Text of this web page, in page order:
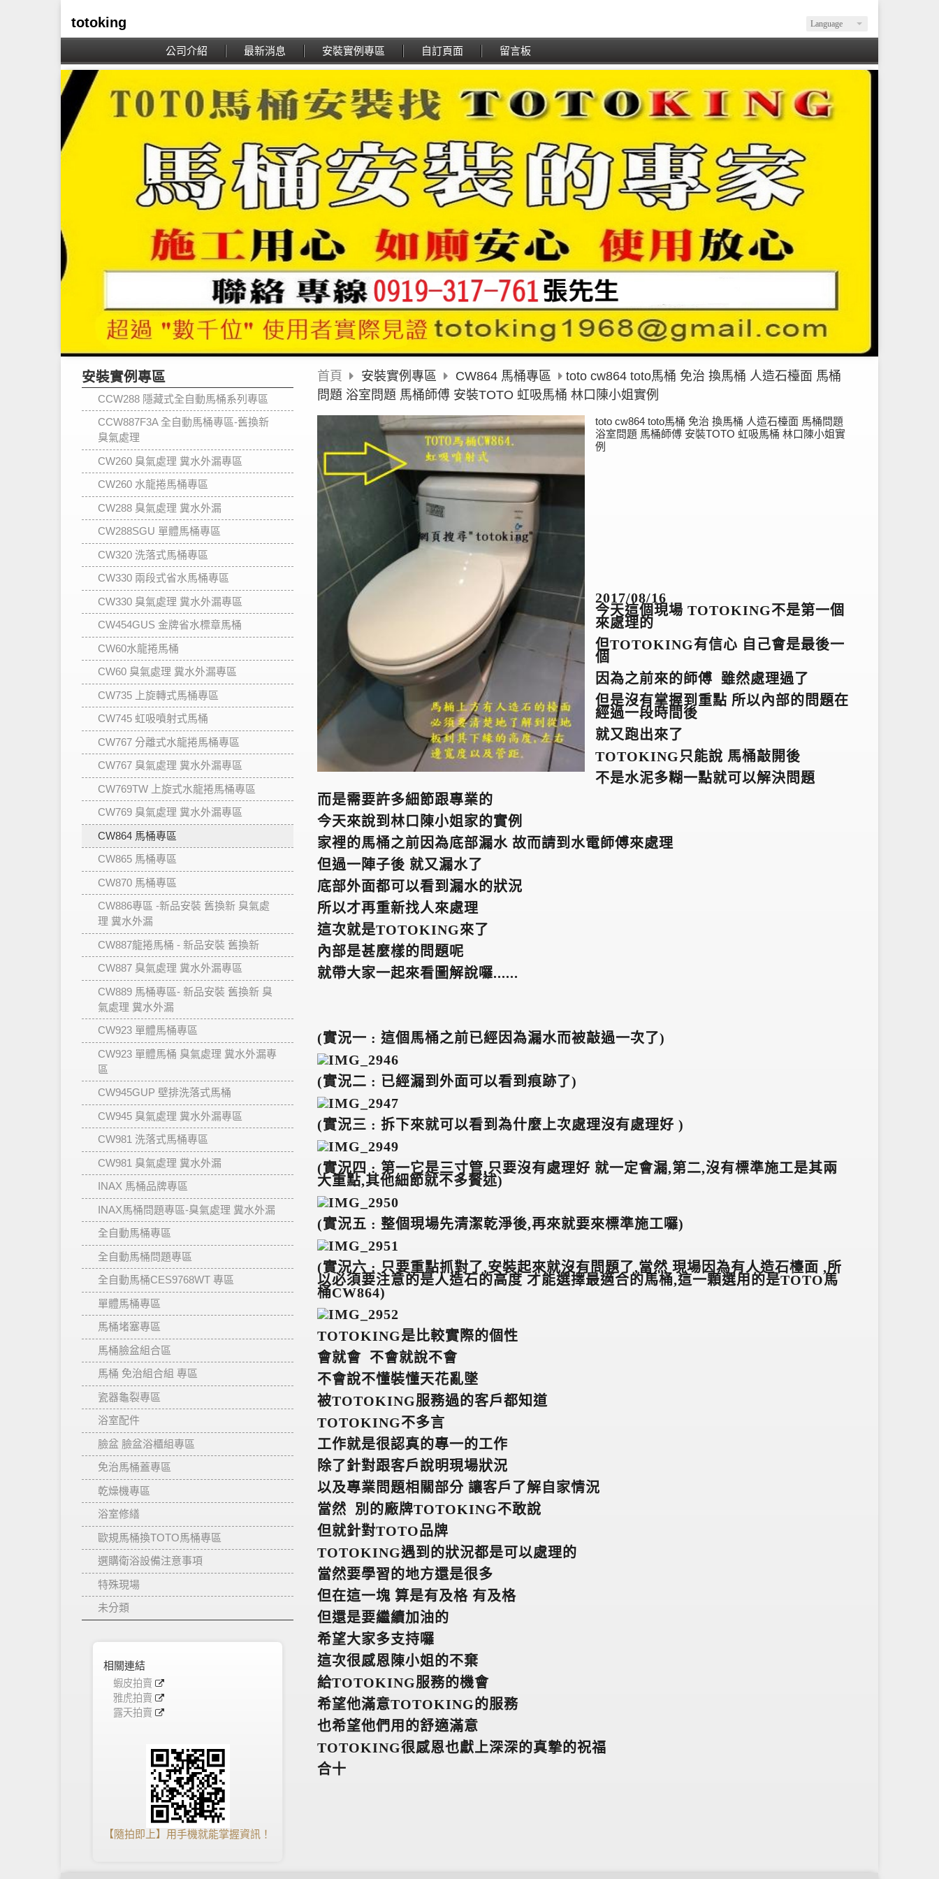
Language
totoking
公司介紹 最新消息 安裝實例專區 自訂頁面 留言板
安裝實例專區
CCW288 隱藏式全自動馬桶系列專區
CCW887F3A 全自動馬桶專區-舊換新
臭氣處理
CW260 臭氣處理 糞水外漏專區
CW260 水龍捲馬桶專區
CW288 臭氣處理 糞水外漏
CW288SGU 單體馬桶專區
CW320 洗落式馬桶專區
CW330 兩段式省水馬桶專區
CW330 臭氣處理 糞水外漏專區
CW454GUS 金牌省水標章馬桶
CW60水龍捲馬桶
CW60 臭氣處理 糞水外漏專區
CW735 上旋轉式馬桶專區
CW745 虹吸噴射式馬桶
CW767 分離式水龍捲馬桶專區
CW767 臭氣處理 糞水外漏專區
CW769TW 上旋式水龍捲馬桶專區
CW769 臭氣處理 糞水外漏專區
CW864 馬桶專區
CW865 馬桶專區
CW870 馬桶專區
CW886專區 -新品安裝 舊換新 臭氣處
理 糞水外漏
CW887龍捲馬桶 - 新品安裝 舊換新
CW887 臭氣處理 糞水外漏專區
CW889 馬桶專區- 新品安裝 舊換新 臭
氣處理 糞水外漏
CW923 單體馬桶專區
CW923 單體馬桶 臭氣處理 糞水外漏專
區
CW945GUP 壁排洗落式馬桶
CW945 臭氣處理 糞水外漏專區
CW981 洗落式馬桶專區
CW981 臭氣處理 糞水外漏
INAX 馬桶品牌專區
INAX馬桶問題專區-臭氣處理 糞水外漏
全自動馬桶專區
全自動馬桶問題專區
全自動馬桶CES9768WT 專區
單體馬桶專區
馬桶堵塞專區
馬桶臉盆組合區
馬桶 免治組合組 專區
瓷器龜裂專區
浴室配件
臉盆 臉盆浴櫃組專區
免治馬桶蓋專區
乾燥機專區
浴室修繕
歐規馬桶換TOTO馬桶專區
選購衛浴設備注意事項
特殊現場
未分類
相關連結
蝦皮拍賣
雅虎拍賣
露天拍賣
【隨拍即上】用手機就能掌握資訊！
首頁 安裝實例專區 CW864 馬桶專區
toto cw864 toto馬桶 免治 換馬桶 人造石檯面 馬桶
問題 浴室問題 馬桶師傅 安裝TOTO 虹吸馬桶 林口陳小姐實例
toto cw864 toto馬桶 免治 換馬桶 人造石檯面 馬桶問題
浴室問題 馬桶師傅 安裝TOTO 虹吸馬桶 林口陳小姐實
例
2017/08/16
今天這個現場 TOTOKING不是第一個
來處理的
但TOTOKING有信心 自己會是最後一
個
因為之前來的師傅 雖然處理過了
但是沒有掌握到重點 所以內部的問題在
經過一段時間後
就又跑出來了
TOTOKING只能說 馬桶敲開後
不是水泥多糊一點就可以解決問題
而是需要許多細節跟專業的
今天來說到林口陳小姐家的實例
家裡的馬桶之前因為底部漏水 故而請到水電師傅來處理
但過一陣子後 就又漏水了
底部外面都可以看到漏水的狀況
所以才再重新找人來處理
這次就是TOTOKING來了
內部是甚麼樣的問題呢
就帶大家一起來看圖解說囉......
(實況一 : 這個馬桶之前已經因為漏水而被敲過一次了)
(實況二 : 已經漏到外面可以看到痕跡了)
(實況三 : 拆下來就可以看到為什麼上次處理沒有處理好 )
(實況四 : 第一它是三寸管,只要沒有處理好 就一定會漏,第二,沒有標準施工是其兩
大重點,其他細節就不多贅述)
(實況五 : 整個現場先清潔乾淨後,再來就要來標準施工囉)
(實況六 : 只要重點抓對了,安裝起來就沒有問題了,當然 現場因為有人造石檯面 ,所
以必須要注意的是人造石的高度 才能選擇最適合的馬桶,這一顆選用的是TOTO馬
桶CW864)
TOTOKING是比較實際的個性
會就會 不會就說不會
不會說不懂裝懂天花亂墜
被TOTOKING服務過的客戶都知道
TOTOKING不多言
工作就是很認真的專一的工作
除了針對跟客戶說明現場狀況
以及專業問題相關部分 讓客戶了解自家情況
當然 別的廠牌TOTOKING不敢說
但就針對TOTO品牌
TOTOKING遇到的狀況都是可以處理的
當然要學習的地方還是很多
但在這一塊 算是有及格 有及格
但還是要繼續加油的
希望大家多支持囉
這次很感恩陳小姐的不棄
給TOTOKING服務的機會
希望他滿意TOTOKING的服務
也希望他們用的舒適滿意
TOTOKING很感恩也獻上深深的真摯的祝福
合十